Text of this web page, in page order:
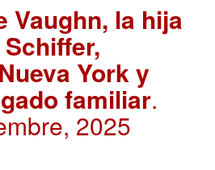
Vaughn, la hija
York y
familiar.
2025